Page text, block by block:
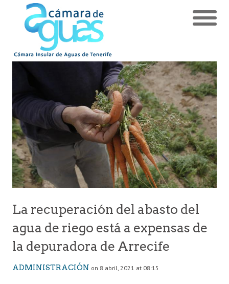
La recuperación del abasto del
agua de riego está a expensas de
la depuradora de Arrecife
ADMINISTRACIÓN on 8 abril, 2021 at 08:15